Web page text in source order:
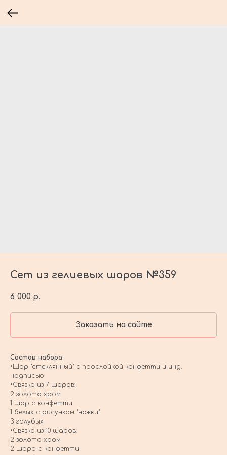
Сет из гелиевых шаров №359
6 000 р.
Заказать на сайте
Состав набора:
•Шар "стеклянный" с прослойкой конфетти и инд.
надписью
•Связка из 7 шаров:
2 золото хром
1 шар с конфетти
1 белых с рисунком "ножки"
3 голубых
•Связка из 10 шаров:
2 золото хром
2 шара с конфетти